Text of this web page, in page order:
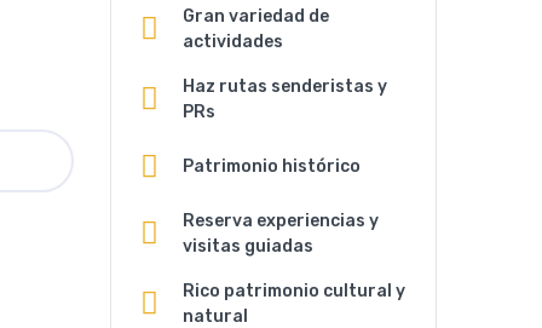
Gran variedad de
actividades
Haz rutas senderistas y
PRs
Patrimonio histórico
Reserva experiencias y
visitas guiadas
Rico patrimonio cultural y
natural